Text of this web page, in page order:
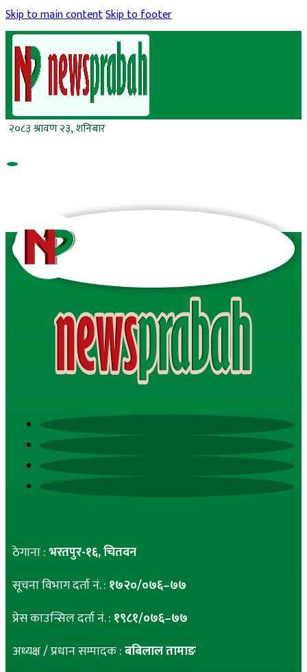
Skip to main contentSkip to footer
२०८३ श्रावण २३, शनिबार
ठेगाना :भरतपुर-१६, चितवन
सूचना विभाग दर्ता नं. : १७२०/०७६–७७
प्रेस काउन्सिल दर्ता नं. : १९८१/०७६–७७
अध्यक्ष / प्रधान सम्पादक :बबिलाल तामाङ